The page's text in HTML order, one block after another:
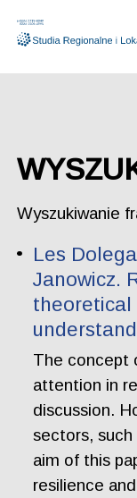
Wyszukiwanie
Les
Janowicz.
theoretical
The concept
attention in
discussion.
sectors,
aim of this
resilience